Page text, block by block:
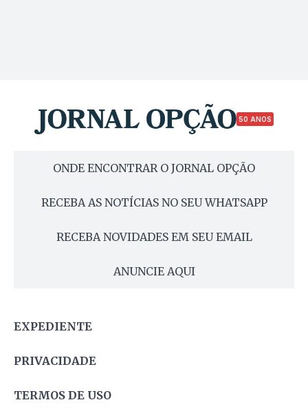
50 ANOS
ONDE ENCONTRAR O JORNAL OPÇÃO
RECEBA AS NOTÍCIAS NO SEU WHATSAPP
RECEBA NOVIDADES EM SEU EMAIL
ANUNCIE AQUI
EXPEDIENTE
PRIVACIDADE
TERMOS DE USO